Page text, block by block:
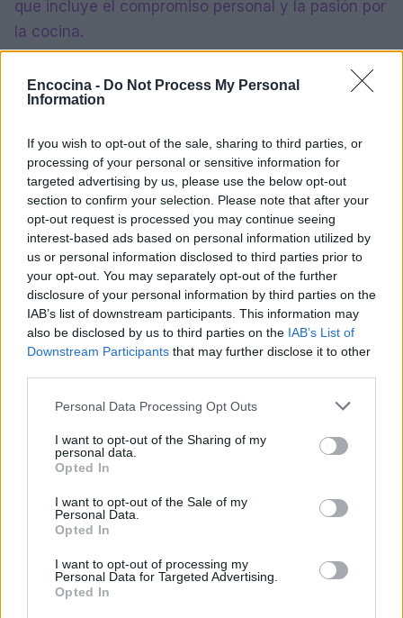
Encocina - Do Not Process My Personal
Information
If you wish to opt-out of the sale, sharing to third parties, or
processing of your personal or sensitive information for
targeted advertising by us, please use the below opt-out
section to confirm your selection. Please note that after your
opt-out request is processed you may continue seeing
interest-based ads based on personal information utilized by
us or personal information disclosed to third parties prior to
your opt-out. You may separately opt-out of the further
disclosure of your personal information by third parties on the
IAB’s list of downstream participants. This information may
also be disclosed by us to third parties on the IAB’s List of
Downstream Participants that may further disclose it to other
Please note that this website/app uses one or more Google
not limited to your visit or usage behaviour. You may click to
grant or deny consent to Google and its third-party tags to
use your data for below specified purposes in below Google
consent section.
Personal Data Processing Opt Outs
I want to opt-out of the Sharing of my
personal data.
Opted In
I want to opt-out of the Sale of my
Personal Data.
Opted In
I want to opt-out of processing my
Personal Data for Targeted Advertising.
Opted In
que incluye el compromiso personal y la pasión por
la cocina.
AUTOR
Roberta Bonaventura estuvo en el lugar del
derrumbe de un muelle genovés para
coordinar la cobertura en directo,
defendiendo una línea editorial de inmediatez
verificada. Corresponsal de breaking news,
lleva consigo un detalle personal: una placa
recibida en la sala de prensa del Porto Antico.